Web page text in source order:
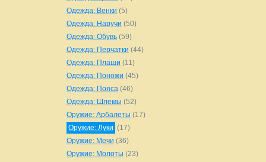
Одежда: Венки (5)
Одежда: Наручи (50)
Одежда: Обувь (59)
Одежда: Перчатки (44)
Одежда: Плащи (11)
Одежда: Поножи (45)
Одежда: Пояса (46)
Одежда: Шлемы (52)
Оружие: Арбалеты (17)
Оружие: Луки (17)
Оружие: Мечи (36)
Оружие: Молоты (23)